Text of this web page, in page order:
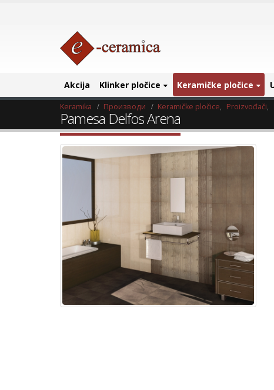
Akcija Klinker pločice Keramičke pločice
Keramika Производи Keramičke pločice, Proizvođači,
Pamesa Delfos Arena